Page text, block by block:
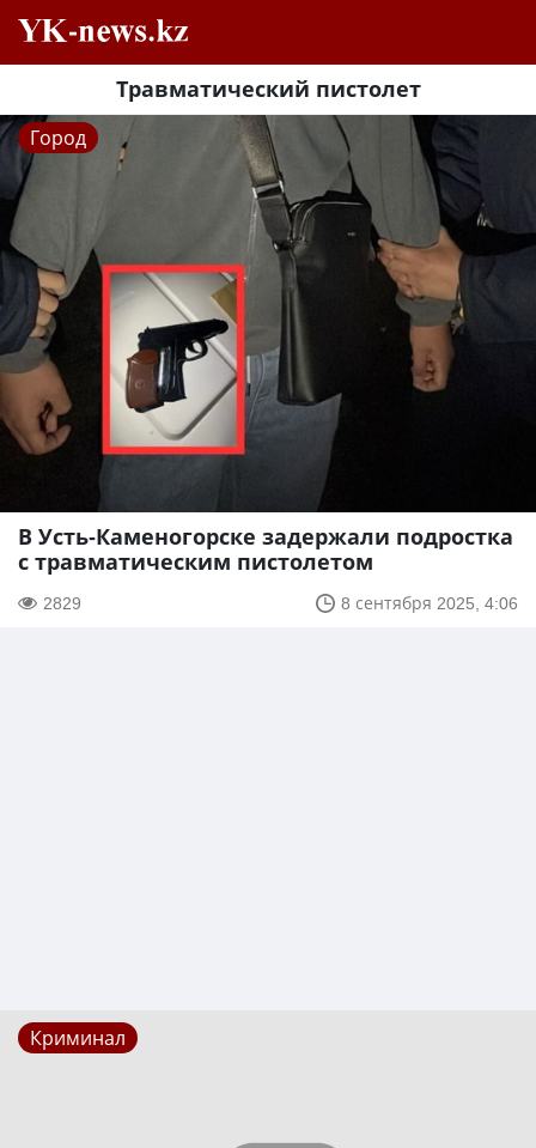
Травматический пистолет
Город
В Усть-Каменогорске задержали подростка
с травматическим пистолетом
2829 8 сентября 2025, 4:06
Криминал